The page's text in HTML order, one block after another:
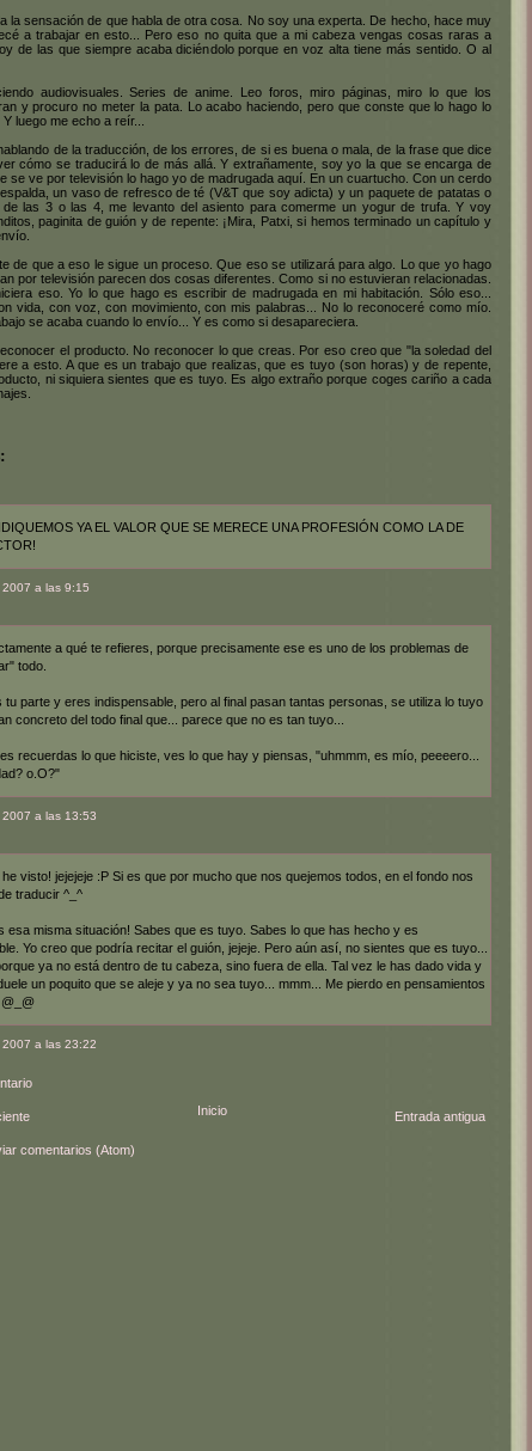
la sensación de que habla de otra cosa. No soy una experta. De hecho, hace muy
a trabajar en esto... Pero eso no quita que a mi cabeza vengas cosas raras a
de las que siempre acaba diciéndolo porque en voz alta tiene más sentido. O al
audiovisuales. Series de anime. Leo foros, miro páginas, miro lo que los
y procuro no meter la pata. Lo acabo haciendo, pero que conste que lo hago lo
luego me echo a reír...
de la traducción, de los errores, de si es buena o mala, de la frase que dice
cómo se traducirá lo de más allá. Y extrañamente, soy yo la que se encarga de
se ve por televisión lo hago yo de madrugada aquí. En un cuartucho. Con un cerdo
un vaso de refresco de té (V&T que soy adicta) y un paquete de patatas o
de las 3 o las 4, me levanto del asiento para comerme un yogur de trufa. Y voy
paginita de guión y de repente: ¡Mira, Patxi, si hemos terminado un capítulo y
de que a eso le sigue un proceso. Que eso se utilizará para algo. Lo que yo hago
por televisión parecen dos cosas diferentes. Como si no estuvieran relacionadas.
eso. Yo lo que hago es escribir de madrugada en mi habitación. Sólo eso...
vida, con voz, con movimiento, con mis palabras... No lo reconoceré como mío.
se acaba cuando lo envío... Y es como si desapareciera.
el producto. No reconocer lo que creas. Por eso creo que "la soledad del
a esto. A que es un trabajo que realizas, que es tuyo (son horas) y de repente,
ni siquiera sientes que es tuyo. Es algo extraño porque coges cariño a cada
YA EL VALOR QUE SE MERECE UNA PROFESIÓN COMO LA DE
a las 9:15
a qué te refieres, porque precisamente ese es uno de los problemas de
todo.
tu parte y eres indispensable, pero al final pasan tantas personas, se utiliza lo tuyo
concreto del todo final que... parece que no es tan tuyo...
recuerdas lo que hiciste, ves lo que hay y piensas, "uhmmm, es mío, peeeero...
o.O?"
a las 13:53
he visto! jejejeje :P Si es que por mucho que nos quejemos todos, en el fondo nos
traducir ^_^
esa misma situación! Sabes que es tuyo. Sabes lo que has hecho y es
Yo creo que podría recitar el guión, jejeje. Pero aún así, no sientes que es tuyo...
ya no está dentro de tu cabeza, sino fuera de ella. Tal vez le has dado vida y
un poquito que se aleje y ya no sea tuyo... mmm... Me pierdo en pensamientos
a las 23:22
Entrada antigua
Inicio
comentarios (Atom)